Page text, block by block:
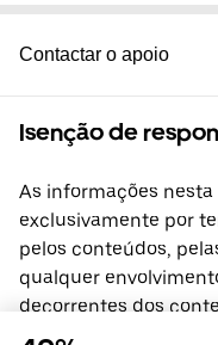
Contactar o apoio
Isenção de
As informações
exclusivamente por
pelos conteúdos,
qualquer
decorrentes dos
com terceiros,